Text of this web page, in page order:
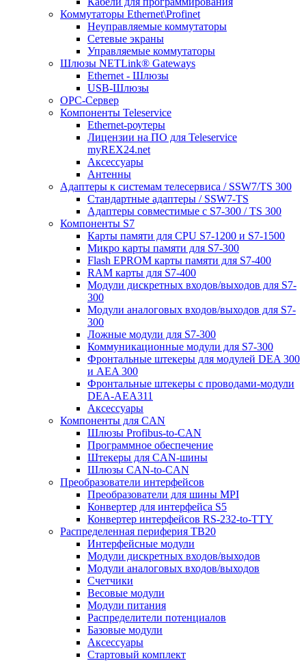
Коммутаторы Ethernet\Profinet
Неуправляемые коммутаторы
Сетевые экраны
Управляемые коммутаторы
Шлюзы NETLink® Gateways
Ethernet - Шлюзы
USB-Шлюзы
ОРС-Сервер
Компоненты Teleservice
Ethernet-роутеры
Лицензии на ПО для Teleservice
myREX24.net
Аксессуары
Антенны
Адаптеры к системам телесервиса / SSW7/TS 300
Стандартные адаптеры / SSW7-TS
Адаптеры совместимые с S7-300 / TS 300
Компоненты S7
Карты памяти для CPU S7-1200 и S7-1500
Микро карты памяти для S7-300
Flash EPROM карты памяти для S7-400
RAM карты для S7-400
Модули дискретных входов/выходов для S7-
300
Модули аналоговых входов/выходов для S7-
300
Ложные модули для S7-300
Коммуникационные модули для S7-300
Фронтальные штекеры для модулей DEA 300
и AEA 300
Фронтальные штекеры с проводами-модули
DEA-AEA311
Аксессуары
Компоненты для CAN
Шлюзы Profibus-to-CAN
Программное обеспечение
Штекеры для CAN-шины
Шлюзы CAN-to-CAN
Преобразователи интерфейсов
Преобразователи для шины MPI
Конвертер для интерфейса S5
Конвертер интерфейсов RS-232-to-TTY
Распределенная периферия TB20
Интерфейсные модули
Модули дискретных входов/выходов
Модули аналоговых входов/выходов
Счетчики
Весовые модули
Модули питания
Распределители потенциалов
Базовые модули
Аксесcуары
Стартовый комплект